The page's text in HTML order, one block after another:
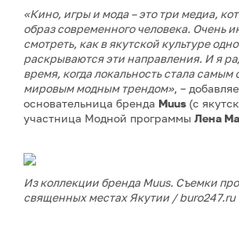
«Кино, игры и мода – это три медиа,
образ современного человека. Очень
смотреть, как в якутской культуре
раскрываются эти направления. И я
время, когда локальность стала самым
мировым модным трендом», –
основательница бренда Muus (с
участница Модной программы Лена
Из коллекции бренда Muus. Съемки
священных местах Якутии / buro247.ru